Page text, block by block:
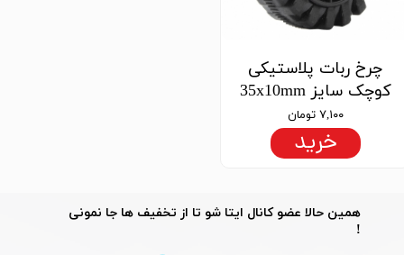
چرخ ربات پلاستیکی
کوچک سایز 35x10mm
۷,۱۰۰ تومان
خرید
​​همین حالا عضو کانال ایتا شو تا از تخفیف ها جا نمونی
!